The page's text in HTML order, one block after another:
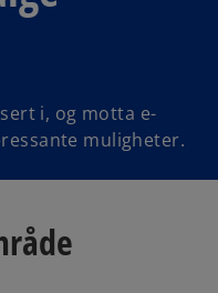
i, og motta e-
muligheter.